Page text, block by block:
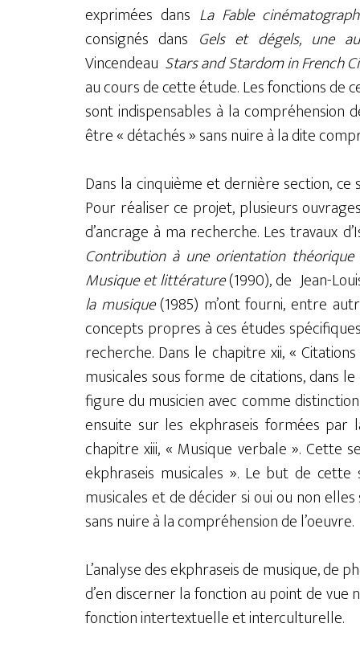
exprimées dans La Fable
consignés dans Gels et dégels, une
Vincendeau Stars and Stardom in French
au cours de cette étude. Les fonctions de
sont indispensables à la compréhension
être « détachés » sans nuire à la dite
Dans la cinquième et dernière section,
Pour réaliser ce projet, plusieurs
d’ancrage à ma recherche. Les travaux
Contribution à une orientation théorique
Musique et littérature(1990), de Jean-
la musique(1985) m’ont fourni, entre
concepts propres à ces études
recherche. Dans le chapitre xii, «
musicales sous forme de citations, dans
figure du musicien avec comme
ensuite sur les ekphraseis formées
chapitre xiii, « Musique verbale ». Cette
ekphraseis musicales ». Le but de
musicales et de décider si oui ou non
sans nuire à la compréhension de l’oeuvre.
L’analyse des ekphraseis de musique,
d’en discerner la fonction au point de
fonction intertextuelle et interculturelle.